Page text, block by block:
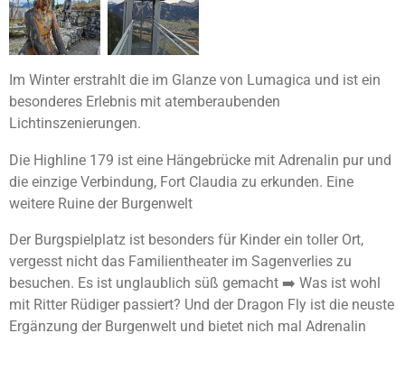
Im Winter erstrahlt die im Glanze von Lumagica und ist ein
besonderes Erlebnis mit atemberaubenden
Lichtinszenierungen.
Die Highline 179 ist eine Hängebrücke mit Adrenalin pur und
die einzige Verbindung, Fort Claudia zu erkunden. Eine
weitere Ruine der Burgenwelt
Der Burgspielplatz ist besonders für Kinder ein toller Ort,
vergesst nicht das Familientheater im Sagenverlies zu
besuchen. Es ist unglaublich süß gemacht ➡️ Was ist wohl
mit Ritter Rüdiger passiert? Und der Dragon Fly ist die neuste
Ergänzung der Burgenwelt und bietet nich mal Adrenalin